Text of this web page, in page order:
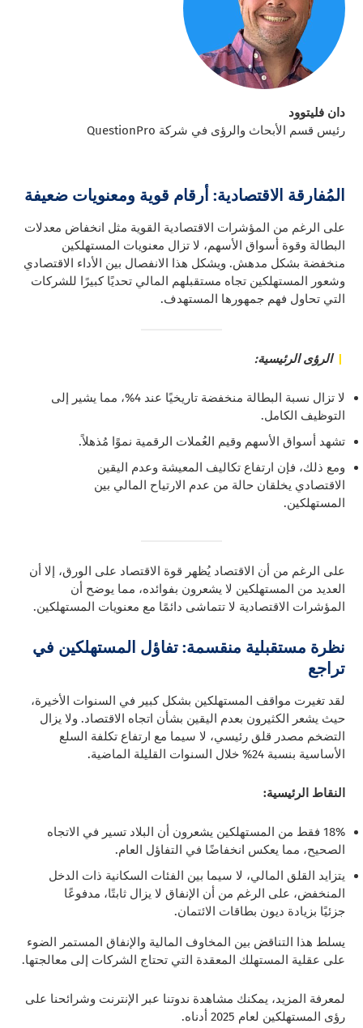
دان فليتوود
رئيس قسم الأبحاث والرؤى في شركة QuestionPro
المُفارقة الاقتصادية: أرقام قوية ومعنويات ضعيفة
على الرغم من المؤشرات الاقتصادية القوية مثل انخفاض معدلات
البطالة وقوة أسواق الأسهم، لا تزال معنويات المستهلكين
منخفضة بشكل مدهش. ويشكل هذا الانفصال بين الأداء الاقتصادي
وشعور المستهلكين تجاه مستقبلهم المالي تحديًا كبيرًا للشركات
التي تحاول فهم جمهورها المستهدف.
| الرؤى الرئيسية:
لا تزال نسبة البطالة منخفضة تاريخيًا عند 4%، مما يشير إلى
التوظيف الكامل.
تشهد أسواق الأسهم وقيم العُملات الرقمية نموًا مُذهلاً.
ومع ذلك، فإن ارتفاع تكاليف المعيشة وعدم اليقين
الاقتصادي يخلقان حالة من عدم الارتياح المالي بين
المستهلكين.
على الرغم من أن الاقتصاد يُظهر قوة الاقتصاد على الورق، إلا أن
العديد من المستهلكين لا يشعرون بفوائده، مما يوضح أن
المؤشرات الاقتصادية لا تتماشى دائمًا مع معنويات المستهلكين.
نظرة مستقبلية منقسمة: تفاؤل المستهلكين في
تراجع
لقد تغيرت مواقف المستهلكين بشكل كبير في السنوات الأخيرة،
حيث يشعر الكثيرون بعدم اليقين بشأن اتجاه الاقتصاد. ولا يزال
التضخم مصدر قلق رئيسي، لا سيما مع ارتفاع تكلفة السلع
الأساسية بنسبة 24% خلال السنوات القليلة الماضية.
النقاط الرئيسية:
18% فقط من المستهلكين يشعرون أن البلاد تسير في الاتجاه
الصحيح، مما يعكس انخفاضًا في التفاؤل العام.
يتزايد القلق المالي، لا سيما بين الفئات السكانية ذات الدخل
المنخفض، على الرغم من أن الإنفاق لا يزال ثابتًا، مدفوعًا
جزئيًا بزيادة ديون بطاقات الائتمان.
يسلط هذا التناقض بين المخاوف المالية والإنفاق المستمر الضوء
على عقلية المستهلك المعقدة التي تحتاج الشركات إلى معالجتها.
لمعرفة المزيد، يمكنك مشاهدة ندوتنا عبر الإنترنت وشرائحنا على
رؤى المستهلكين لعام 2025 أدناه.